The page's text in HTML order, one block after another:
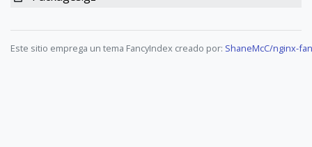
Este sitio emprega un tema FancyIndex creado por: ShaneMcC/nginx-